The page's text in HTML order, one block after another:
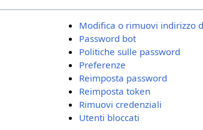
Modifica o rimuovi indirizzo
Password bot
Politiche sulle password
Preferenze
Reimposta password
Reimposta token
Rimuovi credenziali
Utenti bloccati